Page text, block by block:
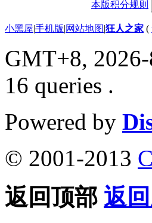
本版积分规则
小黑屋|手机版|网站地图|狂人之家 (
GMT+8,
16 queries .
Powered by
© 2001-2013
返回顶部 返